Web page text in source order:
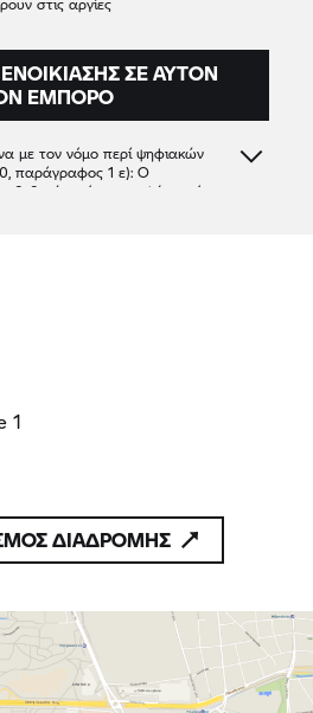
στις αργίες
ΣΕ ΑΥΤΌΝ
ΈΜΠΟΡΟ
με τον νόμο περί ψηφιακών
παράγραφος 1 ε): Ο
επιβεβαιώνει ότι προσφέρει μόνο
1
ΔΙΑΔΡΟΜΗΣ